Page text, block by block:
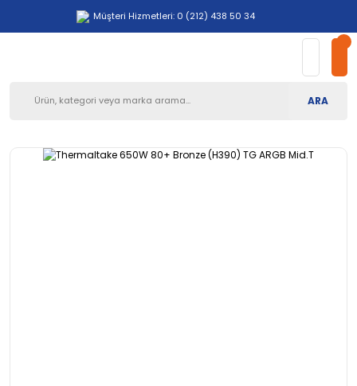
Müşteri Hizmetleri: 0 (212) 438 50 34
ARA